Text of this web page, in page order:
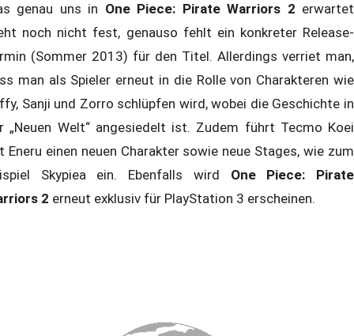
genau uns in One Piece: Pirate Warriors 2 erwartet
noch nicht fest, genauso fehlt ein konkreter Release-
(Sommer 2013) für den Titel. Allerdings verriet man,
man als Spieler erneut in die Rolle von Charakteren wie
Sanji und Zorro schlüpfen wird, wobei die Geschichte in
„Neuen Welt“ angesiedelt ist. Zudem führt Tecmo Koei
Eneru einen neuen Charakter sowie neue Stages, wie zum
Skypiea ein. Ebenfalls wird One Piece: Pirate
2 erneut exklusiv für PlayStation 3 erscheinen.